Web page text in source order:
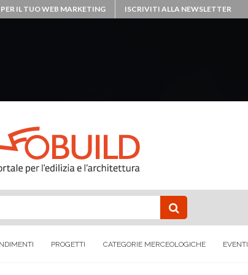
PER IL TUO WEB MARKETING ISCRIVITI ALLA NEWSLETTER
PROGETTI CATEGORIE MERCEOLOGICHE EVENTI